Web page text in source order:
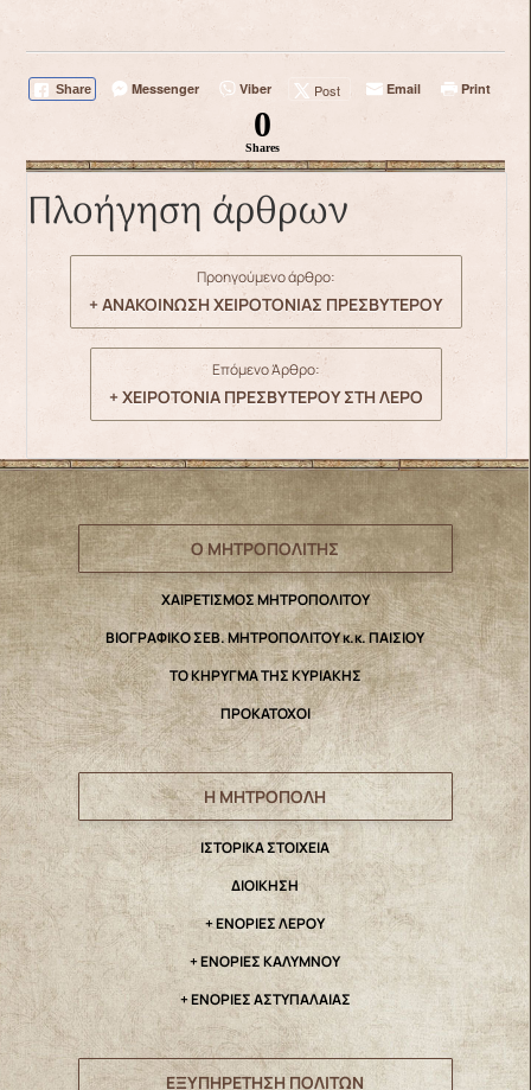
Share Messenger Viber Post Email Print
0
Shares
Πλοήγηση άρθρων
Προηγούμενο άρθρο:
+ ΑΝΑΚΟΙΝΩΣΗ ΧΕΙΡΟΤΟΝΙΑΣ ΠΡΕΣΒΥΤΕΡΟΥ
Επόμενο Άρθρο:
+ ΧΕΙΡΟΤΟΝΙΑ ΠΡΕΣΒΥΤΕΡΟΥ ΣΤΗ ΛΕΡΟ
Ο ΜΗΤΡΟΠΟΛΙΤΗΣ
ΧΑΙΡΕΤΙΣΜΟΣ ΜΗΤΡΟΠΟΛΙΤΟΥ
ΒΙΟΓΡΑΦΙΚΟ ΣΕΒ. ΜΗΤΡΟΠΟΛΙΤΟΥ κ.κ. ΠΑΙΣΙΟΥ
ΤΟ ΚΗΡΥΓΜΑ ΤΗΣ ΚΥΡΙΑΚΗΣ
ΠΡΟΚΑΤΟΧΟΙ
Η ΜΗΤΡΟΠΟΛΗ
IΣΤΟΡΙΚΑ ΣΤΟΙΧΕΙΑ
ΔΙΟΙΚΗΣΗ
+ ΕΝΟΡΙΕΣ ΛΕΡΟΥ
+ ΕΝΟΡΙΕΣ ΚΑΛΥΜΝΟΥ
+ ΕΝΟΡΙΕΣ ΑΣΤΥΠΑΛΑΙΑΣ
ΕΞΥΠΗΡΕΤΗΣΗ ΠΟΛΙΤΩΝ